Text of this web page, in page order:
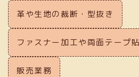
革や生地の裁断・型抜き
ファスナー加工や両面テープ
販売業務